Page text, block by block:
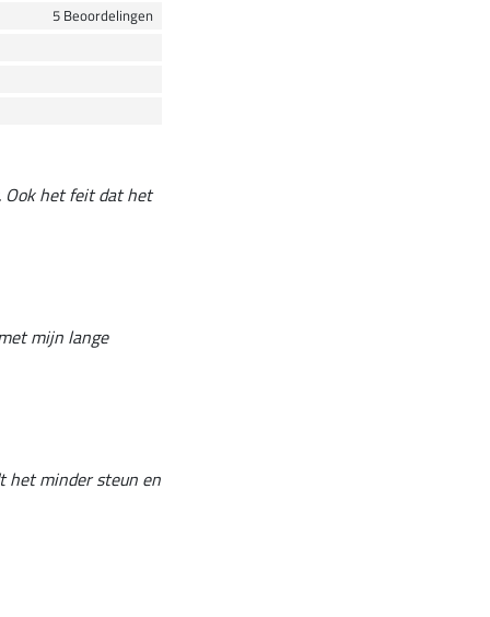
5 Beoordelingen
Ook het feit dat het
mijn lange
het minder steun en